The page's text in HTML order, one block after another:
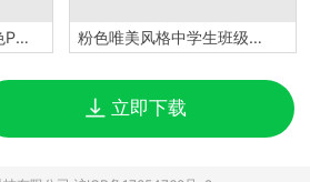
简约商务工作总结灰黑色PPT模板 粉色唯美风格中学生班级干部竞选个人汇报PPT模板
立即下载